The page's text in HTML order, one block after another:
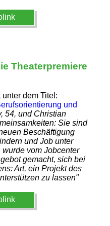
Theaterpremiere
dem Titel:
und
54, und Christian
Sie sind
Beschäftigung
und Job unter
vom Jobcenter
gemacht, sich bei
Art, ein Projekt des
zu lassen"